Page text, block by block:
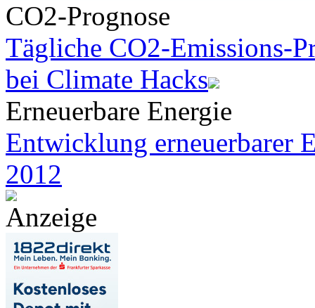
CO2-Prognose
Tägliche CO2-Emissions-
bei Climate Hacks
Erneuerbare Energie
Entwicklung erneuerbarer
2012
Anzeige